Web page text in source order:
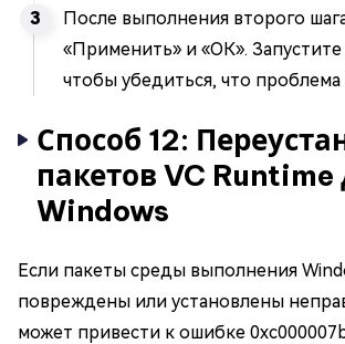
После выполнения второго
«Применить» и «ОК».
чтобы убедиться, что проблема
Способ 12:
пакетов VC Runtime
Windows
Если пакеты среды выполнения
повреждены или установлены
может привести к ошибке